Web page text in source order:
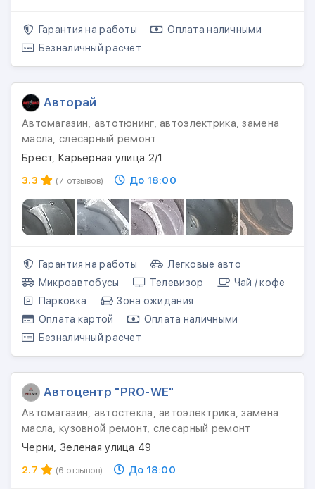
Гарантия на работы
Оплата наличными
Безналичный расчет
Авторай
Автомагазин, автотюнинг, автоэлектрика, замена
масла, слесарный ремонт
Брест, Карьерная улица 2/1
3.3
(7 отзывов) До 18:00
Гарантия на работы
Легковые авто
Микроавтобусы
Телевизор
Чай / кофе
Парковка
Зона ожидания
Оплата картой
Оплата наличными
Безналичный расчет
Автоцентр "PRO-WE"
Автомагазин, автостекла, автоэлектрика, замена
масла, кузовной ремонт, слесарный ремонт
Черни, Зеленая улица 49
2.7
(6 отзывов) До 18:00